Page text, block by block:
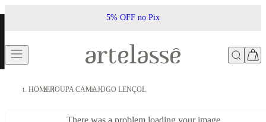
5% OFF no Pix
HOMEROUPA CAMAJOGO LENÇOL
There was a problem loading your image